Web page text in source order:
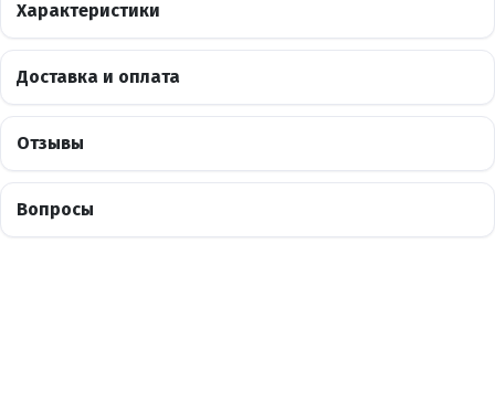
Характеристики
Доставка и оплата
Отзывы
Вопросы